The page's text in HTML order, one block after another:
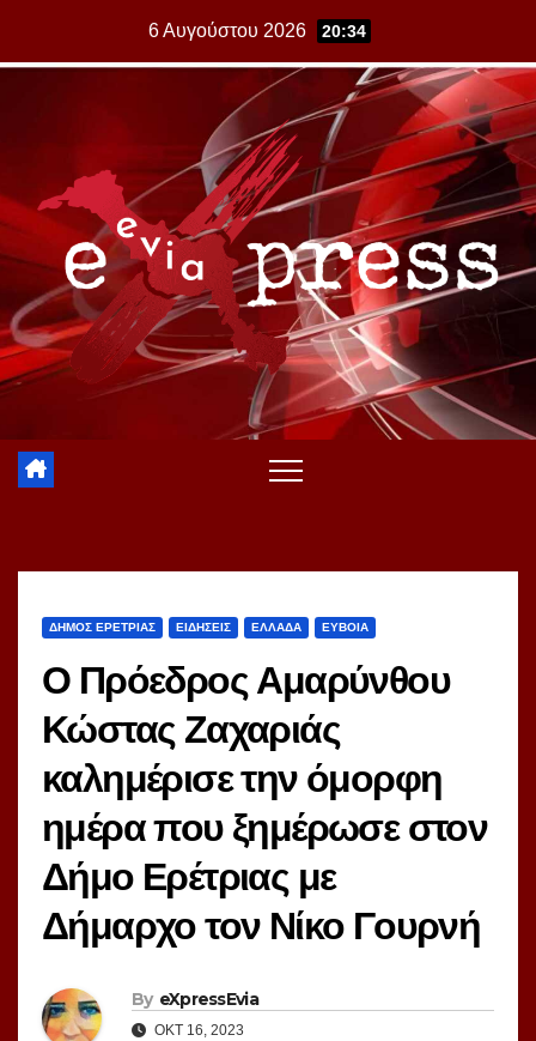
6 Αυγούστου 2026 20:34
ΔΗΜΟΣ ΕΡΕΤΡΙΑΣ ΕΙΔΗΣΕΙΣ ΕΛΛΑΔΑ ΕΥΒΟΙΑ
Ο Πρόεδρος Αμαρύνθου
Κώστας Ζαχαριάς
καλημέρισε την όμορφη
ημέρα που ξημέρωσε στον
Δήμο Ερέτριας με
Δήμαρχο τον Νίκο Γουρνή
By eXpressEvia
ΟΚΤ 16, 2023